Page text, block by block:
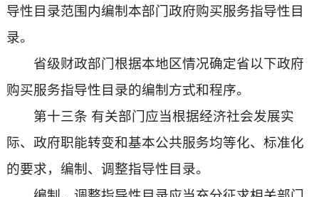
导性目录范围内编制本部门政府购买服务指导性目
录。
省级财政部门根据本地区情况确定省以下政府
购买服务指导性目录的编制方式和程序。
第十三条 有关部门应当根据经济社会发展实
际、政府职能转变和基本公共服务均等化、标准化
的要求，编制、调整指导性目录。